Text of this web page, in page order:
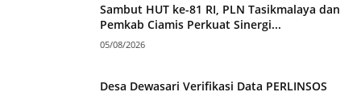
Sambut HUT ke-81 RI, PLN Tasikmalaya dan
Pemkab Ciamis Perkuat Sinergi...
05/08/2026
Desa Dewasari Verifikasi Data PERLINSOS